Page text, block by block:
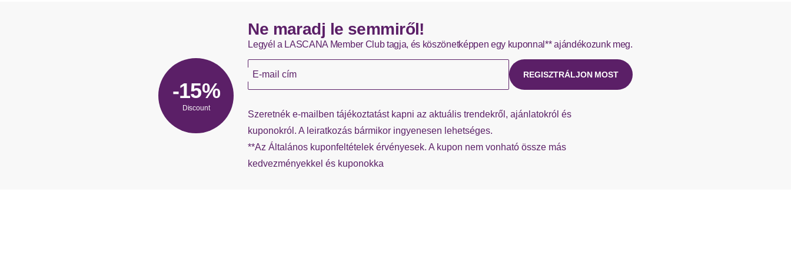
Az azonnal elérhető termékeket általában 1-3 munkanapon belül szállítja a Hermes.
Ha hiányzik a visszaküldési címke a szállításból, bármikor kérhet újat ügyfélszolgálatunktól.
-15%
Discount
Ne maradj le semmiről!
Legyél a LASCANA Member Club tagja, és köszönetképpen egy kuponnal** ajándékozunk meg.
E-mail cím REGISZTRÁLJON MOST
Szeretnék e-mailben tájékoztatást kapni az aktuális trendekről, ajánlatokról és
kuponokról. A leiratkozás bármikor ingyenesen lehetséges.
**Az Általános kuponfeltételek érvényesek. A kupon nem vonható össze más
kedvezményekkel és kuponokka